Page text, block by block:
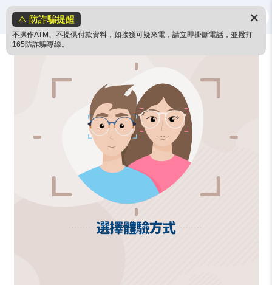
⚠️ 防詐騙提醒
不操作ATM、不提供付款資料，如接獲可疑來電，請立即掛斷電話，並撥打
165防詐騙專線。
✕